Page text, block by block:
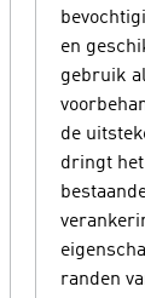
en
gebruik
de
dringt
randen